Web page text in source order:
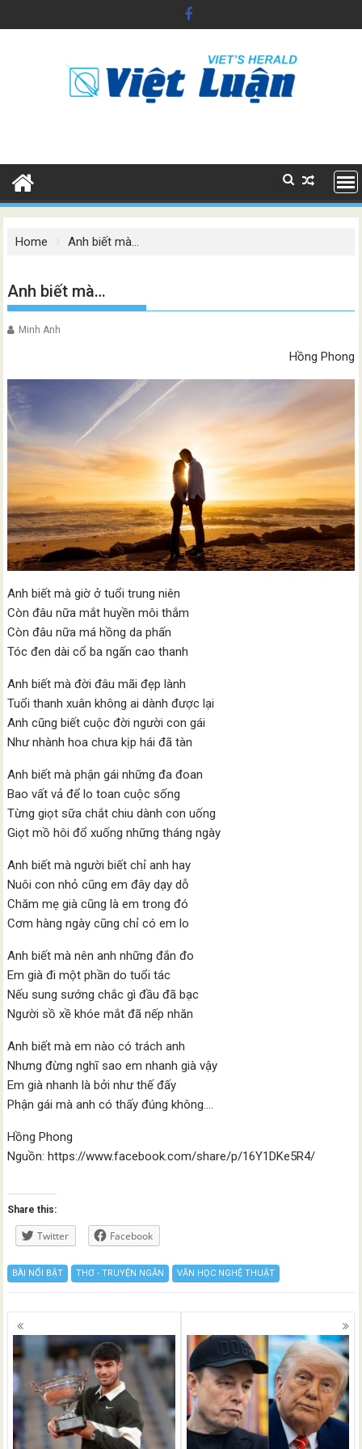
to
Home Anh biết mà…
Anh biết mà…
Minh Anh
Hồng Phong
Anh biết mà giờ ở tuổi trung niên
Còn đâu nữa mắt huyền môi thắm
Còn đâu nữa má hồng da phấn
Tóc đen dài cổ ba ngấn cao thanh
Anh biết mà đời đâu mãi đẹp lành
Tuổi thanh xuân không ai dành được lại
Anh cũng biết cuộc đời người con gái
Như nhành hoa chưa kịp hái đã tàn
Anh biết mà phận gái những đa đoan
Bao vất vả để lo toan cuộc sống
Từng giọt sữa chắt chiu dành con uống
Giọt mồ hôi đổ xuống những tháng ngày
Anh biết mà người biết chỉ anh hay
Nuôi con nhỏ cũng em đây dạy dỗ
Chăm mẹ già cũng là em trong đó
Cơm hàng ngày cũng chỉ có em lo
Anh biết mà nên anh những đắn đo
Em già đi một phần do tuổi tác
Nếu sung sướng chắc gì đầu đã bạc
Người sồ xề khóe mắt đã nếp nhăn
Anh biết mà em nào có trách anh
Nhưng đừng nghĩ sao em nhanh già vậy
Em già nhanh là bởi như thế đấy
Phận gái mà anh có thấy đúng không….
Hồng Phong
Nguồn: https://www.facebook.com/share/p/16Y1DKe5R4/
Share this:
Twitter Facebook
BÀI NỔI BẬT THƠ - TRUYỆN NGẮN VĂN HỌC NGHỆ THUẬT
Posts
navigation